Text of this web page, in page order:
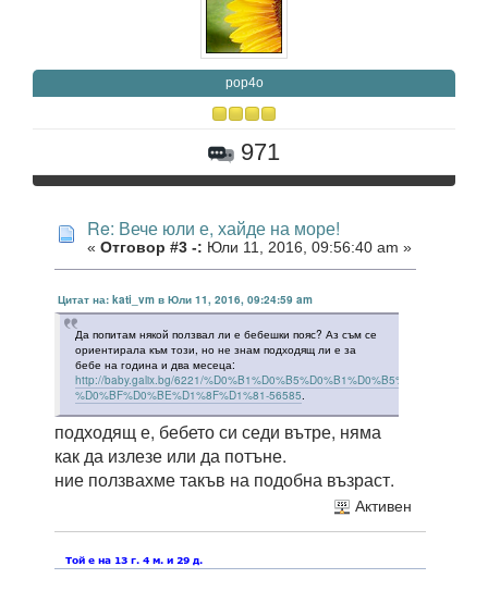
pop4o
971
Re: Вече юли е, хайде на море!
« Отговор #3 -: Юли 11, 2016, 09:56:40 am »
Цитат на: kati_vm в Юли 11, 2016, 09:24:59 am
Да попитам някой ползвал ли е бебешки пояс? Аз съм се
ориентирала към този, но не знам подходящ ли е за
бебе на година и два месеца:
http://baby.galix.bg/6221/
%D0%BF%D0%BE%D1%8F%D1%81-56585.
подходящ е, бебето си седи вътре, няма
как да излезе или да потъне.
ние ползвахме такъв на подобна възраст.
Активен